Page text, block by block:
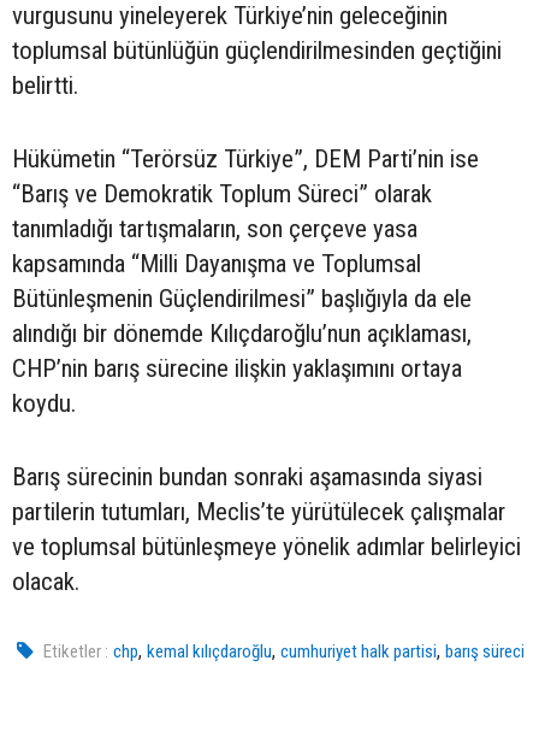
vurgusunu yineleyerek Türkiye’nin geleceğinin
toplumsal bütünlüğün güçlendirilmesinden geçtiğini
belirtti.
Hükümetin “Terörsüz Türkiye”, DEM Parti’nin ise
“Barış ve Demokratik Toplum Süreci” olarak
tanımladığı tartışmaların, son çerçeve yasa
kapsamında “Milli Dayanışma ve Toplumsal
Bütünleşmenin Güçlendirilmesi” başlığıyla da ele
alındığı bir dönemde Kılıçdaroğlu’nun açıklaması,
CHP’nin barış sürecine ilişkin yaklaşımını ortaya
koydu.
Barış sürecinin bundan sonraki aşamasında siyasi
partilerin tutumları, Meclis’te yürütülecek çalışmalar
ve toplumsal bütünleşmeye yönelik adımlar belirleyici
olacak.
Etiketler : chp,kemal kılıçdaroğlu,cumhuriyet halk partisi,barış süreci